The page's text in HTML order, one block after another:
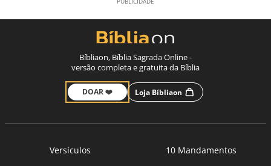
Bíbliaon, Bíblia Sagrada Online -
versão completa e gratuita da Bíblia
DOAR ❤️ Loja Bíbliaon
Versículos
10 Mandamentos